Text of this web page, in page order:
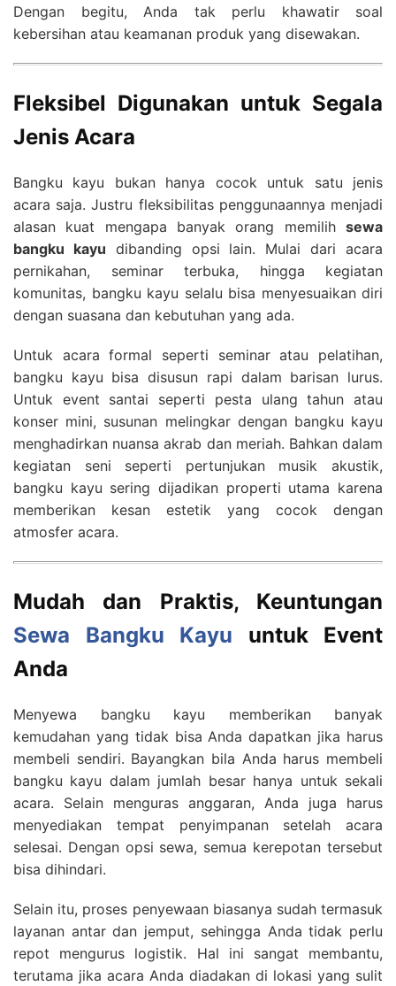
Dengan begitu, Anda tak perlu khawatir soal
kebersihan atau keamanan produk yang disewakan.
Fleksibel Digunakan untuk Segala
Jenis Acara
Bangku kayu bukan hanya cocok untuk satu jenis
acara saja. Justru fleksibilitas penggunaannya menjadi
alasan kuat mengapa banyak orang memilih sewa
bangku kayu dibanding opsi lain. Mulai dari acara
pernikahan, seminar terbuka, hingga kegiatan
komunitas, bangku kayu selalu bisa menyesuaikan diri
dengan suasana dan kebutuhan yang ada.
Untuk acara formal seperti seminar atau pelatihan,
bangku kayu bisa disusun rapi dalam barisan lurus.
Untuk event santai seperti pesta ulang tahun atau
konser mini, susunan melingkar dengan bangku kayu
menghadirkan nuansa akrab dan meriah. Bahkan dalam
kegiatan seni seperti pertunjukan musik akustik,
bangku kayu sering dijadikan properti utama karena
memberikan kesan estetik yang cocok dengan
atmosfer acara.
Mudah dan Praktis, Keuntungan
Sewa Bangku Kayu untuk Event
Anda
Menyewa bangku kayu memberikan banyak
kemudahan yang tidak bisa Anda dapatkan jika harus
membeli sendiri. Bayangkan bila Anda harus membeli
bangku kayu dalam jumlah besar hanya untuk sekali
acara. Selain menguras anggaran, Anda juga harus
menyediakan tempat penyimpanan setelah acara
selesai. Dengan opsi sewa, semua kerepotan tersebut
bisa dihindari.
Selain itu, proses penyewaan biasanya sudah termasuk
layanan antar dan jemput, sehingga Anda tidak perlu
repot mengurus logistik. Hal ini sangat membantu,
terutama jika acara Anda diadakan di lokasi yang sulit